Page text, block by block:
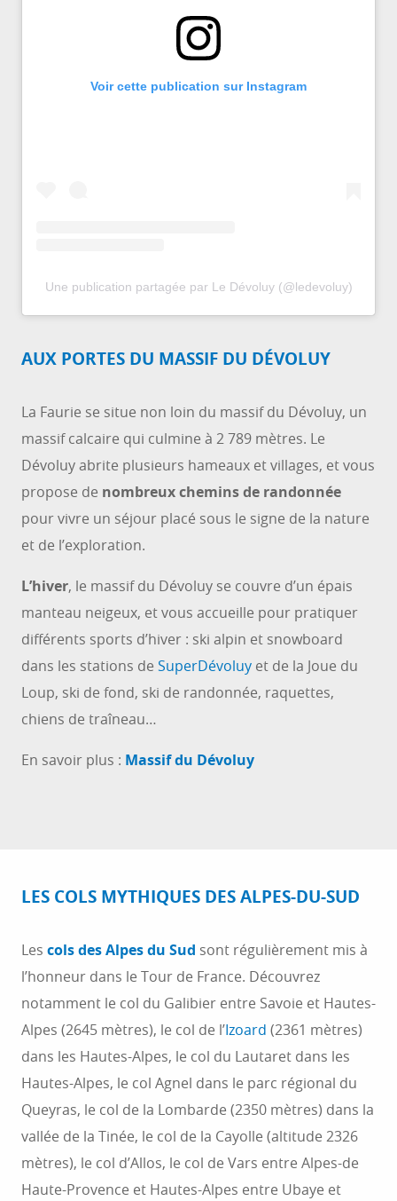
Voir cette publication sur Instagram
Une publication partagée par Le Dévoluy (@ledevoluy)
AUX PORTES DU MASSIF DU DÉVOLUY
La Faurie se situe non loin du massif du Dévoluy, un
massif calcaire qui culmine à 2 789 mètres. Le
Dévoluy abrite plusieurs hameaux et villages, et vous
propose de nombreux chemins de randonnée
pour vivre un séjour placé sous le signe de la nature
et de l’exploration.
L’hiver, le massif du Dévoluy se couvre d’un épais
manteau neigeux, et vous accueille pour pratiquer
différents sports d’hiver : ski alpin et snowboard
dans les stations de SuperDévoluy et de la Joue du
Loup, ski de fond, ski de randonnée, raquettes,
chiens de traîneau…
En savoir plus : Massif du Dévoluy
LES COLS MYTHIQUES DES ALPES-DU-SUD
Les cols des Alpes du Sud sont régulièrement mis à
l’honneur dans le Tour de France. Découvrez
notamment le col du Galibier entre Savoie et Hautes-
Alpes (2645 mètres), le col de l’Izoard (2361 mètres)
dans les Hautes-Alpes, le col du Lautaret dans les
Hautes-Alpes, le col Agnel dans le parc régional du
Queyras, le col de la Lombarde (2350 mètres) dans la
vallée de la Tinée, le col de la Cayolle (altitude 2326
mètres), le col d’Allos, le col de Vars entre Alpes-de
Haute-Provence et Hautes-Alpes entre Ubaye et